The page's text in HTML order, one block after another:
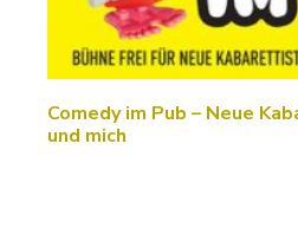
Comedy im Pub – Neue
und mich